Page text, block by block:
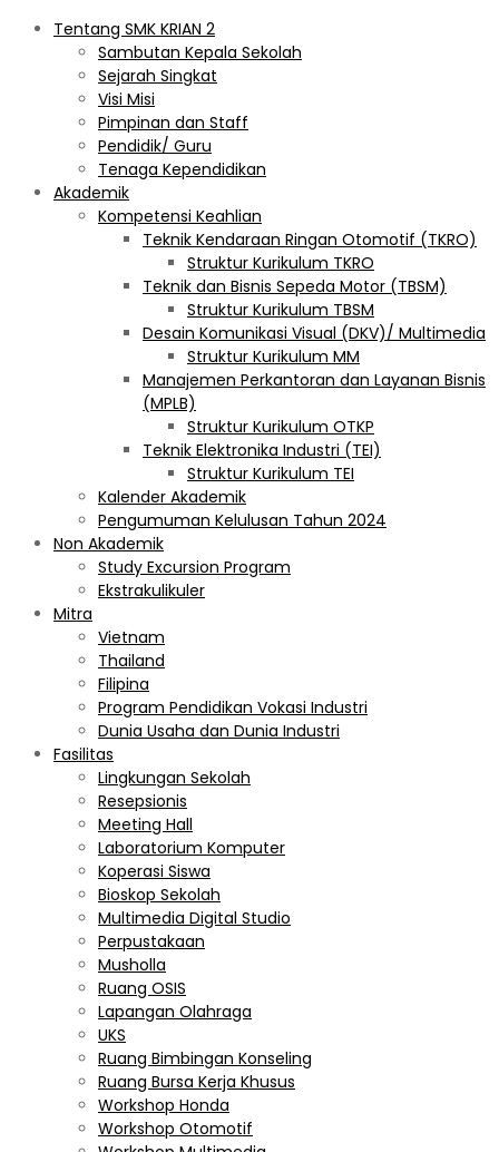
Tentang SMK KRIAN 2
Sambutan Kepala Sekolah
Sejarah Singkat
Visi Misi
Pimpinan dan Staff
Pendidik/ Guru
Tenaga Kependidikan
Akademik
Kompetensi Keahlian
Teknik Kendaraan Ringan Otomotif (TKRO)
Struktur Kurikulum TKRO
Teknik dan Bisnis Sepeda Motor (TBSM)
Struktur Kurikulum TBSM
Desain Komunikasi Visual (DKV)/ Multimedia
Struktur Kurikulum MM
Manajemen Perkantoran dan Layanan Bisnis
(MPLB)
Struktur Kurikulum OTKP
Teknik Elektronika Industri (TEI)
Struktur Kurikulum TEI
Kalender Akademik
Pengumuman Kelulusan Tahun 2024
Non Akademik
Study Excursion Program
Ekstrakulikuler
Mitra
Vietnam
Thailand
Filipina
Program Pendidikan Vokasi Industri
Dunia Usaha dan Dunia Industri
Fasilitas
Lingkungan Sekolah
Resepsionis
Meeting Hall
Laboratorium Komputer
Koperasi Siswa
Bioskop Sekolah
Multimedia Digital Studio
Perpustakaan
Musholla
Ruang OSIS
Lapangan Olahraga
UKS
Ruang Bimbingan Konseling
Ruang Bursa Kerja Khusus
Workshop Honda
Workshop Otomotif